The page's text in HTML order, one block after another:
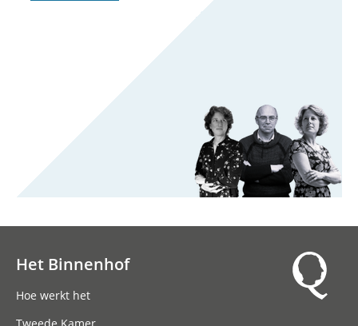
Het Binnenhof
Hoe werkt het